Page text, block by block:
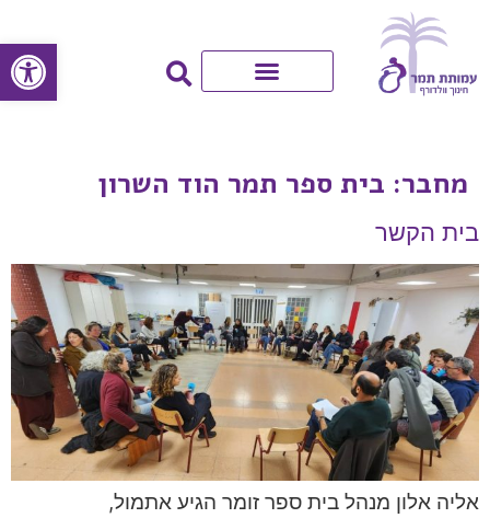
פתח
מחבר: בית ספר תמר הוד השרון
בית הקשר
אליה אלון מנהל בית ספר זומר הגיע אתמול,